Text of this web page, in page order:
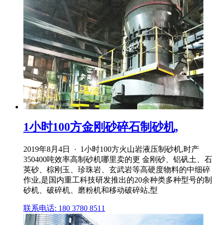
1小时100方金刚砂碎石制砂机,
2019年8月4日 · 1小时100方火山岩液压制砂机,时产
350400吨效率高制砂机哪里卖的更 金刚砂、铝矾土、石
英砂、棕刚玉、珍珠岩、玄武岩等高硬度物料的中细碎
作业,是国内重工科技研发推出的20余种类多种型号的制
砂机、破碎机、磨粉机和移动破碎站,型
联系电话: 180 3780 8511